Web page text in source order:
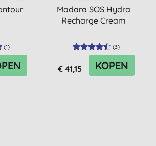
(1)
Madara SOS Hydra
Recharge Cream
(3)
€ 41,15 KOPEN